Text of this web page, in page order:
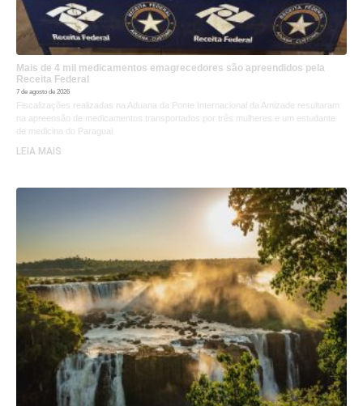
Mais de 4 mil medicamentos emagrecedores são apreendidos pela
Receita Federal
7 de agosto de 2026
Fiscalizações realizadas na Aduana da Ponte Internacional da Amizade resultaram
na apreensão de medicamentos transportados por três mulheres e um estudante
de medicina do Paraguai
LEIA MAIS